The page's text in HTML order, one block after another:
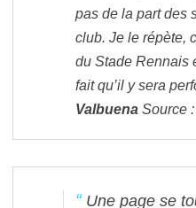
pas de la part des
club. Je le répète,
du Stade Rennais
fait qu’il y sera
Valbuena Source
Une page se